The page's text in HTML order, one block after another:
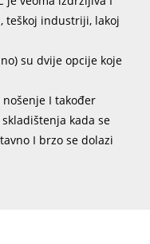
teškoj industriji, lakoj
su dvije opcije koje
I također
kada se
I brzo se dolazi